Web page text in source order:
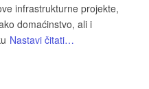
infrastrukturne projekte,
domaćinstvo, ali i
Nastavi čitati…